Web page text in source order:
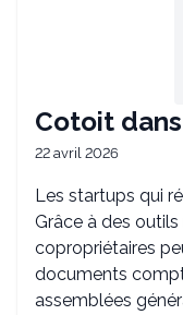
Cotoit
22 avril 2026
Les startups qui
Grâce à des
copropriétaires
documents
assemblées